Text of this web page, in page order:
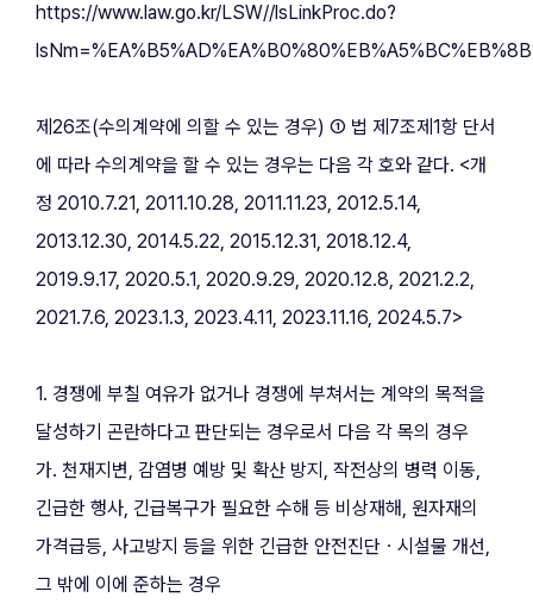
https://www.law.go.kr/LSW//lsLinkProc.do?
제26조(수의계약에 의할 수 있는 경우) ① 법 제7조제1항 단서
에 따라 수의계약을 할 수 있는 경우는 다음 각 호와 같다. <개
정 2010.7.21, 2011.10.28, 2011.11.23, 2012.5.14,
2013.12.30, 2014.5.22, 2015.12.31, 2018.12.4,
2019.9.17, 2020.5.1, 2020.9.29, 2020.12.8, 2021.2.2,
2021.7.6, 2023.1.3, 2023.4.11, 2023.11.16, 2024.5.7>
1. 경쟁에 부칠 여유가 없거나 경쟁에 부쳐서는 계약의 목적을
달성하기 곤란하다고 판단되는 경우로서 다음 각 목의 경우
가. 천재지변, 감염병 예방 및 확산 방지, 작전상의 병력 이동,
긴급한 행사, 긴급복구가 필요한 수해 등 비상재해, 원자재의
가격급등, 사고방지 등을 위한 긴급한 안전진단ㆍ시설물 개선,
그 밖에 이에 준하는 경우